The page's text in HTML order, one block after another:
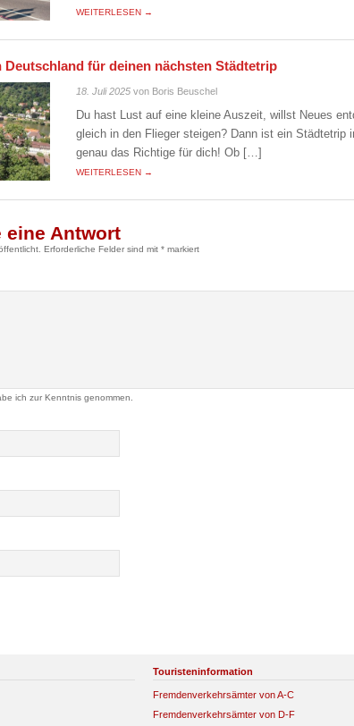
WEITERLESEN →
Deutschland für deinen nächsten Städtetrip
18. Juli 2025 von Boris Beuschel
Du hast Lust auf eine kleine Auszeit, willst Neues
gleich in den Flieger steigen? Dann ist ein Städtetrip
genau das Richtige für dich! Ob […]
WEITERLESEN →
eine Antwort
Erforderliche Felder sind mit * markiert
ich zur Kenntnis genommen.
Touristeninformation
Fremdenverkehrsämter von A-C
Fremdenverkehrsämter von D-F